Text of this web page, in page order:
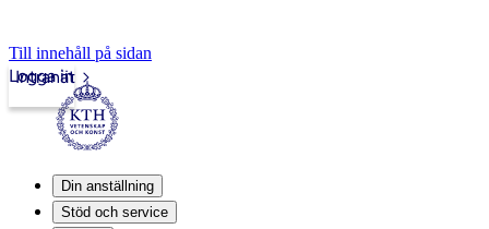
Till innehåll på sidan
Intranät
Logga in
Din anställning
Stöd och service